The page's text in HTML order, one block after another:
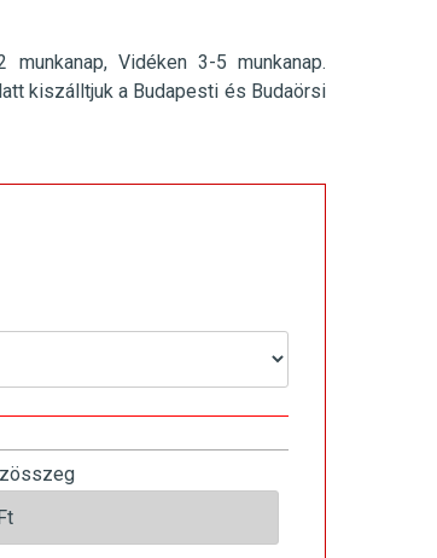
munkanap, Vidéken 3-5 munkanap.
kiszálltjuk a Budapesti és Budaörsi